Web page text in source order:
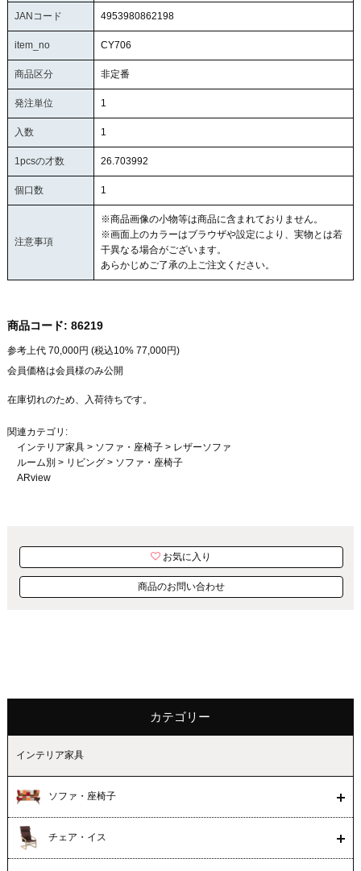
JANコード 4953980862198
item_no CY706
商品区分 非定番
発注単位 1
入数 1
1pcsの才数 26.703992
個口数 1
注意事項
※商品画像の小物等は商品に含まれておりません。
※画面上のカラーはブラウザや設定により、実物とは若
干異なる場合がございます。
あらかじめご了承の上ご注文ください。
商品コード: 86219
参考上代 70,000円 (税込10% 77,000円)
会員価格は会員様のみ公開
在庫切れのため、入荷待ちです。
関連カテゴリ:
インテリア家具> ソファ・座椅子> レザーソファ
ルーム別 > リビング> ソファ・座椅子
ARview
お気に入り
商品のお問い合わせ
カテゴリー
インテリア家具
ソファ・座椅子
チェア・イス